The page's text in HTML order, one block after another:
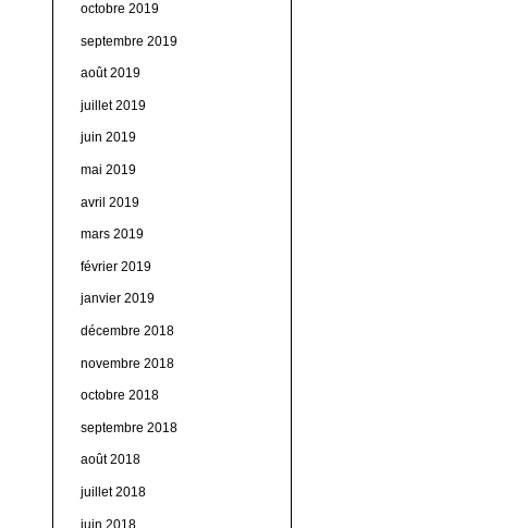
octobre 2019
septembre 2019
août 2019
juillet 2019
juin 2019
mai 2019
avril 2019
mars 2019
février 2019
janvier 2019
décembre 2018
novembre 2018
octobre 2018
septembre 2018
août 2018
juillet 2018
juin 2018